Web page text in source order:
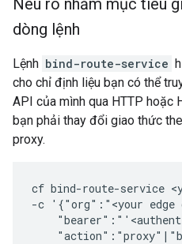
Nêu rõ nhắm mục tiêu
dòng lệnh
Lệnh bind-route-service
cho chỉ định liệu bạn có thể
API của mình qua HTTP hoặc
bạn phải thay đổi giao thức
proxy.
cf bind-route-service
-c '{"org":"<your edge